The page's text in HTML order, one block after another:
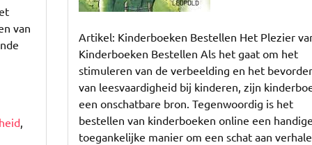
van
,
Verbeelding!
Artikel: Kinderboeken Bestellen Het Plezier
Kinderboeken Bestellen Als het gaat om het
stimuleren van de verbeelding en het
van leesvaardigheid bij kinderen, zijn
een onschatbare bron. Tegenwoordig is het
bestellen van kinderboeken online een
toegankelijke manier om een schat aan